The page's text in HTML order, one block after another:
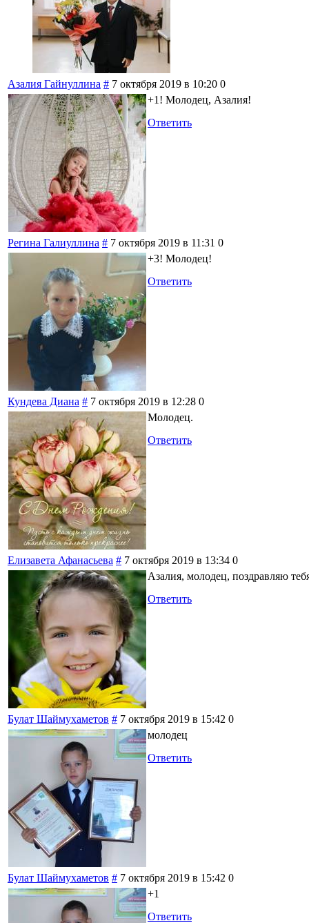
Азалия Гайнуллина # 7 октября 2019 в 10:20 0
+1! Молодец, Азалия!
Ответить
Регина Галиуллина # 7 октября 2019 в 11:31 0
+3! Молодец!
Ответить
Кундева Диана # 7 октября 2019 в 12:28 0
Молодец.
Ответить
Елизавета Афанасьева # 7 октября 2019 в 13:34 0
Азалия, молодец, поздравляю
Ответить
Булат Шаймухаметов # 7 октября 2019 в 15:42 0
молодец
Ответить
Булат Шаймухаметов # 7 октября 2019 в 15:42 0
+1
Ответить